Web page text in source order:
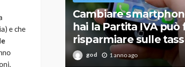
e che
causa
Cambiare
hai la Partita IVA può
risparmiare sulle
god 1 anno ago